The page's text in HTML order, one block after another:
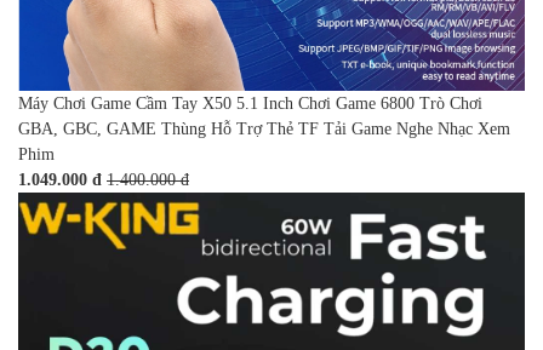
Máy Chơi Game Cầm Tay X50 5.1 Inch Chơi Game 6800 Trò Chơi
GBA, GBC, GAME Thùng Hỗ Trợ Thẻ TF Tải Game Nghe Nhạc Xem
Phim
1.049.000 đ 1.400.000 đ